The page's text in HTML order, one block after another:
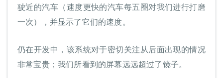
驶近的汽车（速度更快的汽车每五圈对我们进行打磨
一次），并显示了它们的速度。
仍在开发中，该系统对于密切关注从后面出现的情况
非常宝贵；我们所看到的屏幕远远超过了镜子。